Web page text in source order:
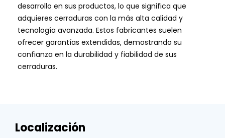
desarrollo en sus productos, lo que significa que
adquieres cerraduras con la más alta calidad y
tecnología avanzada. Estos fabricantes suelen
ofrecer garantías extendidas, demostrando su
confianza en la durabilidad y fiabilidad de sus
cerraduras.
Localización